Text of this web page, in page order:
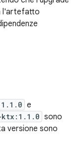
l'artefatto
e
ktx:1.1.0 sono
versione sono